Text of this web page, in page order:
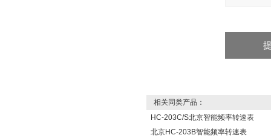
相关同类产品：
HC-203C/S北京智能频率转速表
北京HC-203B智能频率转速表